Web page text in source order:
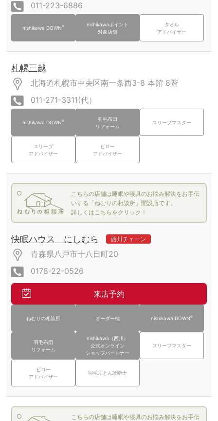
011-223-6886
nishikawa DOWN®
nishikawaポイント
対象店舗
タオル
アドバイザー
札幌三越
北海道札幌市中央区南一条西3-8 本館 8階
011-271-3311(代）
nishikawa DOWN®
羽毛布団
リフォーム
スリープマスター
スリープ
アドバイザー
ピロー
アドバイザー
こちらの店舗は睡眠や寝具のお悩み解決をお手伝
いする「ねむりの相談所」開設店です。
詳しくはこちらをクリック！
快眠ハウス にしむら 西川チェーン
青森県八戸市十八日町20
0178-22-0526
来店予約
ねむりの相談所 オーダー枕 nishikawa DOWN®
羽毛布団
リフォーム
nishikawa（西川）
公式オンライン
ショップパートナー
スリープマスター
ピロー
アドバイザー
羽毛ふとん診断士
こちらの店舗は睡眠や寝具のお悩み解決をお手伝